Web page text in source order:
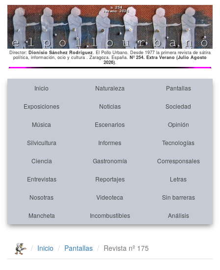
Director: Dionisio Sánchez Rodríguez. El Pollo Urbano. Desde 1977 la primera revista de sátira
política, información, ocio y cultura . Zaragoza. España. Nº 254. Extra Verano (Julio Agosto
2026).
Inicio Naturaleza Pantallas
Exposiciones Noticias Sociedad
Música Escenarios Opinión
Silvicultura Informes Tecnologías
Ciencia Gastronomía Corresponsales
Entrevistas Reportajes Letras
Nosotras Videoteca Sin barreras
Mancheta Incombustibles Análisis
Inicio Pantallas Revista nº 175